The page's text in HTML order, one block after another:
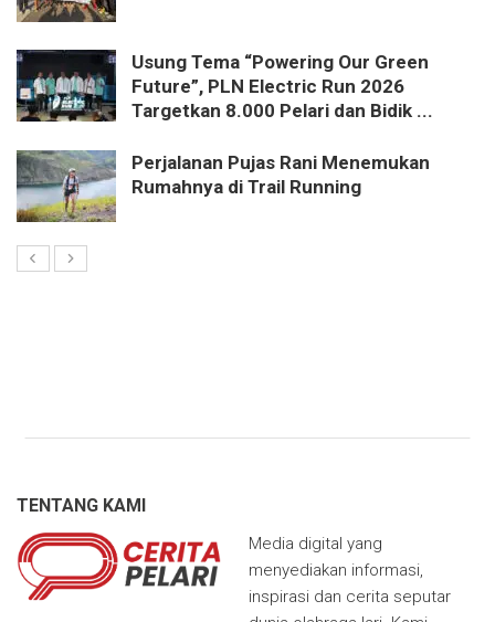
Usung Tema “Powering Our Green
Future”, PLN Electric Run 2026
Targetkan 8.000 Pelari dan Bidik ...
Perjalanan Pujas Rani Menemukan
Rumahnya di Trail Running
TENTANG KAMI
Media digital yang
menyediakan informasi,
inspirasi dan cerita seputar